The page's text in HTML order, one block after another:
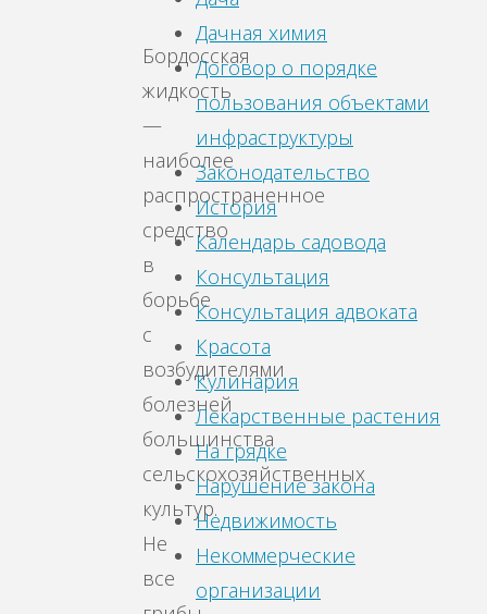
Бордосская
жидкость
—
наиболее
распространенное
средство
в
борьбе
с
возбудителями
болезней
большинства
сельскохозяйственных
культур.
Не
все
Дачная химия
Договор о порядке
пользования объектами
инфраструктуры
Законодательство
История
Календарь садовода
Консультация
Консультация адвоката
Красота
Кулинария
Лекарственные растения
На грядке
Нарушение закона
Недвижимость
Некоммерческие
организации